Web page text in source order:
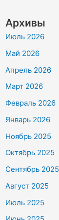
Архивы
Июль 2026
Май 2026
Апрель 2026
Март 2026
Февраль 2026
Январь 2026
Ноябрь 2025
Октябрь 2025
Сентябрь 2025
Август 2025
Июль 2025